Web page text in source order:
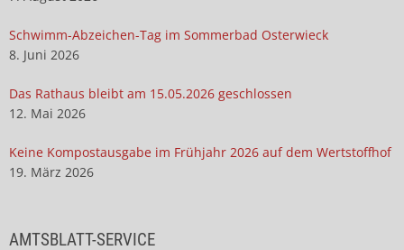
Schwimm-Abzeichen-Tag im Sommerbad Osterwieck
8. Juni 2026
Das Rathaus bleibt am 15.05.2026 geschlossen
12. Mai 2026
Keine Kompostausgabe im Frühjahr 2026 auf dem Wertstoffhof
19. März 2026
AMTSBLATT-SERVICE